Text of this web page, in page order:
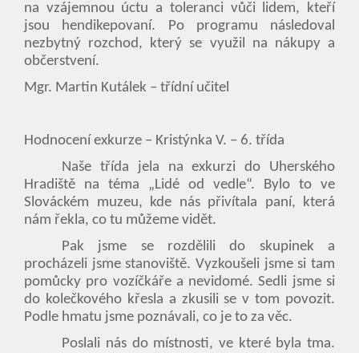
na vzájemnou úctu a toleranci vůči lidem, kteří
jsou hendikepovaní. Po programu následoval
nezbytný rozchod, který se využil na nákupy a
občerstvení.
Mgr. Martin Kutálek – třídní učitel
Hodnocení exkurze – Kristýnka V. – 6. třída
Naše třída jela na exkurzi do Uherského
Hradiště na téma „Lidé od vedle“. Bylo to ve
Slováckém muzeu, kde nás přivítala paní, která
nám řekla, co tu můžeme vidět.
Pak jsme se rozdělili do skupinek a
procházeli jsme stanoviště. Vyzkoušeli jsme si tam
pomůcky pro vozíčkáře a nevidomé. Sedli jsme si
do kolečkového křesla a zkusili se v tom povozit.
Podle hmatu jsme poznávali, co je to za věc.
Poslali nás do místnosti, ve které byla tma.